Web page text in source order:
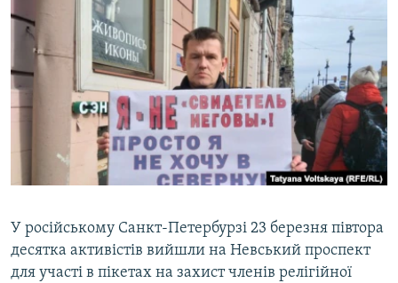
пошуку
ІНТЕРВ'Ю
ВСЕ ЗА ДЕНЬ
СПЕЦПРОЕКТИ
ДЕПОРТАЦІЯ
ВІДЕОУРОКИ «ELIFBE»
СВІДЧЕННЯ ОКУПАЦІЇ
ЯК ОБІЙТИ БЛОКУВАННЯ
Русский
Qırımtatar
ДОЛУЧАЙСЯ!
У російському Санкт-Петербурзі 23 березня півтора
десятка активістів вийшли на Невський проспект
для участі в пікетах на захист членів релігійної